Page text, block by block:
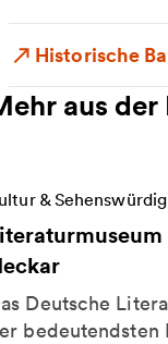
Historische
aus der
&
Deutsche